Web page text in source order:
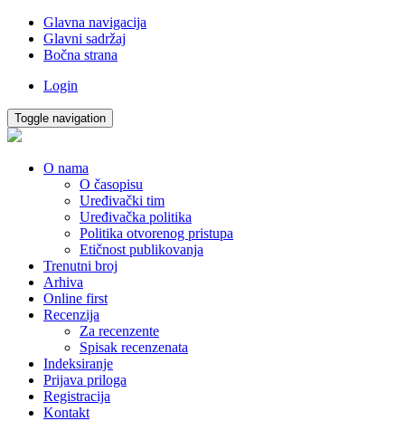
Glavna navigacija
Glavni sadržaj
Bočna strana
Login
Toggle navigation
O nama
O časopisu
Uređivački tim
Uređivačka politika
Politika otvorenog pristupa
Etičnost publikovanja
Trenutni broj
Arhiva
Online first
Recenzija
Za recenzente
Spisak recenzenata
Indeksiranje
Prijava priloga
Registracija
Kontakt